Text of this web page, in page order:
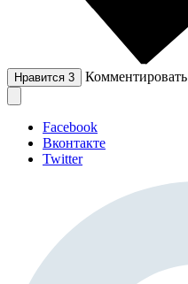
Нравится 3 Комментировать
Facebook
Вконтакте
Twitter